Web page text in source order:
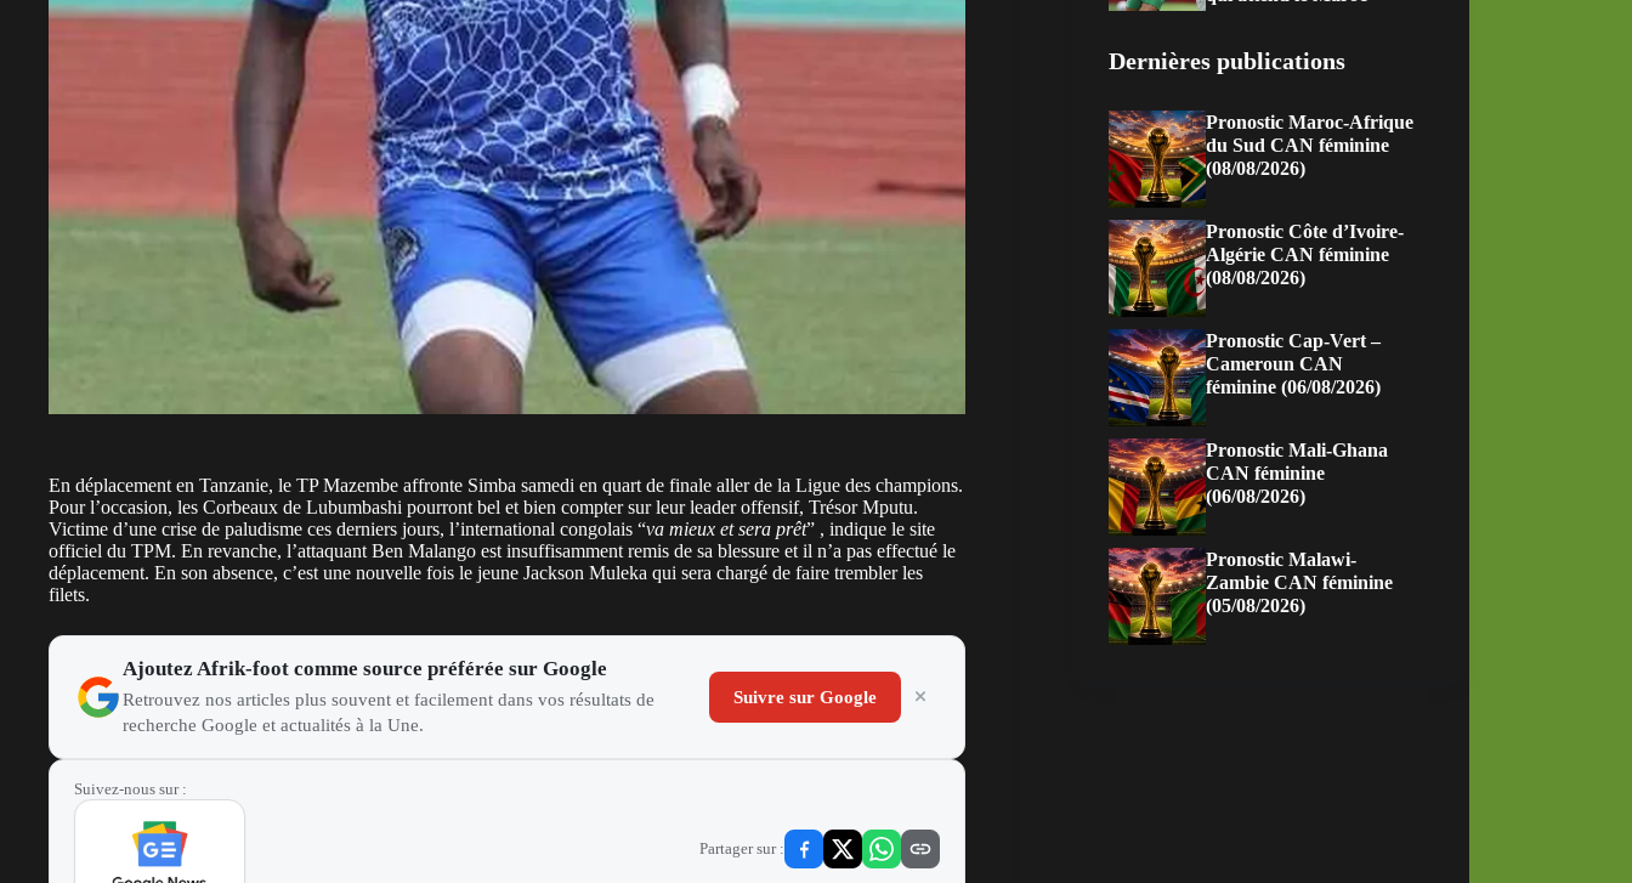
En déplacement en Tanzanie, le TP Mazembe affronte Simba samedi en quart de finale aller de la Ligue des champions.
Pour l’occasion, les Corbeaux de Lubumbashi pourront bel et bien compter sur leur leader offensif, Trésor Mputu.
Victime d’une crise de paludisme ces derniers jours, l’international congolais “va mieux et sera prêt” , indique le site
officiel du TPM. En revanche, l’attaquant Ben Malango est insuffisamment remis de sa blessure et il n’a pas effectué le
déplacement. En son absence, c’est une nouvelle fois le jeune Jackson Muleka qui sera chargé de faire trembler les
filets.
Ajoutez Afrik-foot comme source préférée sur Google
Retrouvez nos articles plus souvent et facilement dans vos résultats de
recherche Google et actualités à la Une.
Suivre sur Google
Suivez-nous sur :
Partager sur :
Dernières publications
Pronostic Maroc-Afrique
du Sud CAN féminine
(08/08/2026)
Pronostic Côte d’Ivoire-
Algérie CAN féminine
(08/08/2026)
Pronostic Cap-Vert –
Cameroun CAN
féminine (06/08/2026)
Pronostic Mali-Ghana
CAN féminine
(06/08/2026)
Pronostic Malawi-
Zambie CAN féminine
(05/08/2026)